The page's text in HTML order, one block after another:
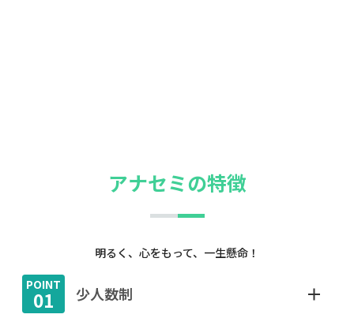
アナセミの特徴
明るく、心をもって、一生懸命！
01 少人数制